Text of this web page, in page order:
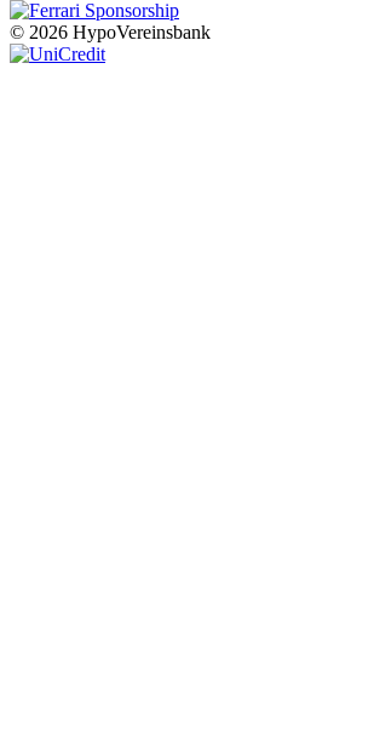
© 2026 HypoVereinsbank